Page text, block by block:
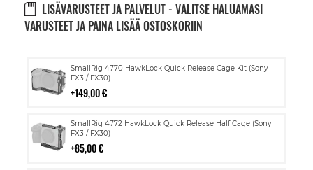
LISÄVARUSTEET JA PALVELUT - VALITSE HALUAMASI
VARUSTEET JA PAINA LISÄÄ OSTOSKORIIN
SmallRig 4770 HawkLock Quick Release Cage Kit (Sony
FX3 / FX30)
149,00 €
Lisää
ostoskoriin
SmallRig 4772 HawkLock Quick Release Half Cage (Sony
FX3 / FX30)
85,00 €
Lisää
ostoskoriin